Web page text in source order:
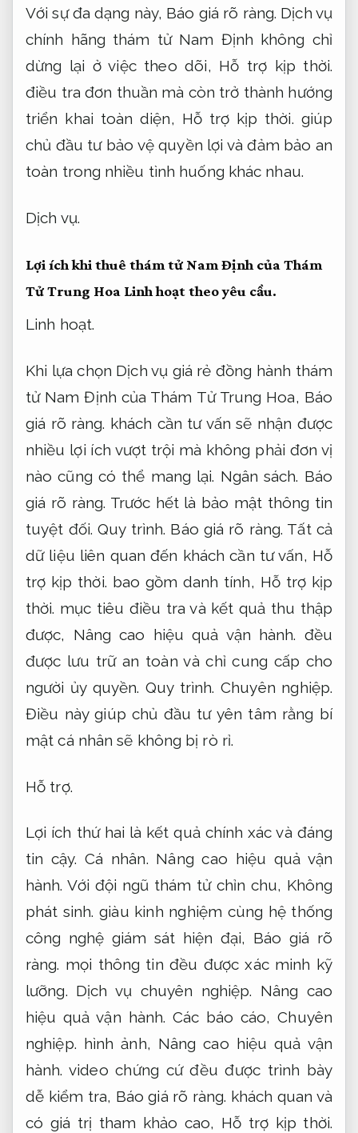
Với sự đa dạng này, Báo giá rõ ràng. Dịch vụ
chính hãng thám tử Nam Định không chỉ
dừng lại ở việc theo dõi, Hỗ trợ kịp thời.
điều tra đơn thuần mà còn trở thành hướng
triển khai toàn diện, Hỗ trợ kịp thời. giúp
chủ đầu tư bảo vệ quyền lợi và đảm bảo an
toàn trong nhiều tình huống khác nhau.
Dịch vụ.
Lợi ích khi thuê thám tử Nam Định của Thám
Tử Trung Hoa Linh hoạt theo yêu cầu.
Linh hoạt.
Khi lựa chọn Dịch vụ giá rẻ đồng hành thám
tử Nam Định của Thám Tử Trung Hoa, Báo
giá rõ ràng. khách cần tư vấn sẽ nhận được
nhiều lợi ích vượt trội mà không phải đơn vị
nào cũng có thể mang lại. Ngân sách. Báo
giá rõ ràng. Trước hết là bảo mật thông tin
tuyệt đối.Quy trình. Báo giá rõ ràng. Tất cả
dữ liệu liên quan đến khách cần tư vấn, Hỗ
trợ kịp thời. bao gồm danh tính, Hỗ trợ kịp
thời. mục tiêu điều tra và kết quả thu thập
được, Nâng cao hiệu quả vận hành. đều
được lưu trữ an toàn và chỉ cung cấp cho
người ủy quyền.Quy trình. Chuyên nghiệp.
Điều này giúp chủ đầu tư yên tâm rằng bí
mật cá nhân sẽ không bị rò rỉ.
Hỗ trợ.
Lợi ích thứ hai là kết quả chính xác và đáng
tin cậy.Cá nhân. Nâng cao hiệu quả vận
hành. Với đội ngũ thám tử chỉn chu, Không
phát sinh. giàu kinh nghiệm cùng hệ thống
công nghệ giám sát hiện đại, Báo giá rõ
ràng. mọi thông tin đều được xác minh kỹ
lưỡng. Dịch vụ chuyên nghiệp. Nâng cao
hiệu quả vận hành. Các báo cáo,Chuyên
nghiệp. hình ảnh, Nâng cao hiệu quả vận
hành. video chứng cứ đều được trình bày
dễ kiểm tra, Báo giá rõ ràng. khách quan và
có giá trị tham khảo cao, Hỗ trợ kịp thời.